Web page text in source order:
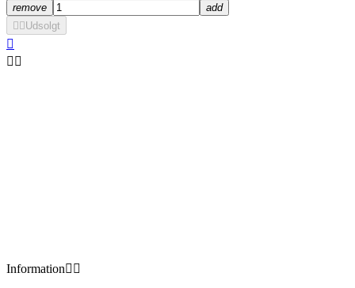
remove
add
Udsolgt

 
Information 